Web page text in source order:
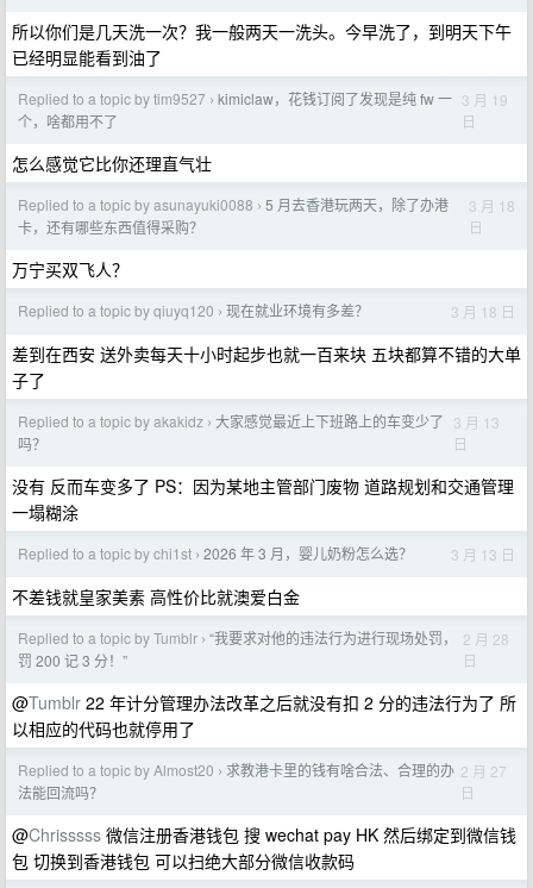
所以你们是几天洗一次？我一般两天一洗头。今早洗了，到明天下午
已经明显能看到油了
Replied to a topic by tim9527 › kimiclaw，花钱订阅了发现是纯 fw 一
个，啥都用不了
3 月 19
日
怎么感觉它比你还理直气壮
Replied to a topic by asunayuki0088 › 5 月去香港玩两天，除了办港
卡，还有哪些东西值得采购？
3 月 18
日
万宁买双飞人？
Replied to a topic by qiuyq120 › 现在就业环境有多差？ 3 月 18 日
差到在西安 送外卖每天十小时起步也就一百来块 五块都算不错的大单
子了
Replied to a topic by akakidz › 大家感觉最近上下班路上的车变少了
吗？
3 月 13
日
没有 反而车变多了 PS：因为某地主管部门废物 道路规划和交通管理
一塌糊涂
Replied to a topic by chi1st › 2026 年 3 月，婴儿奶粉怎么选？ 3 月 13 日
不差钱就皇家美素 高性价比就澳爱白金
Replied to a topic by Tumblr › “我要求对他的违法行为进行现场处罚，
罚 200 记 3 分！”
2 月 28
日
@Tumblr 22 年计分管理办法改革之后就没有扣 2 分的违法行为了 所
以相应的代码也就停用了
Replied to a topic by Almost20 › 求教港卡里的钱有啥合法、合理的办
法能回流吗？
2 月 27
日
@Chrisssss 微信注册香港钱包 搜 wechat pay HK 然后绑定到微信钱
包 切换到香港钱包 可以扫绝大部分微信收款码